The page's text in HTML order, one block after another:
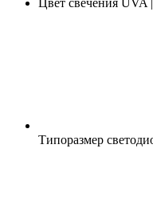
Типоразмер